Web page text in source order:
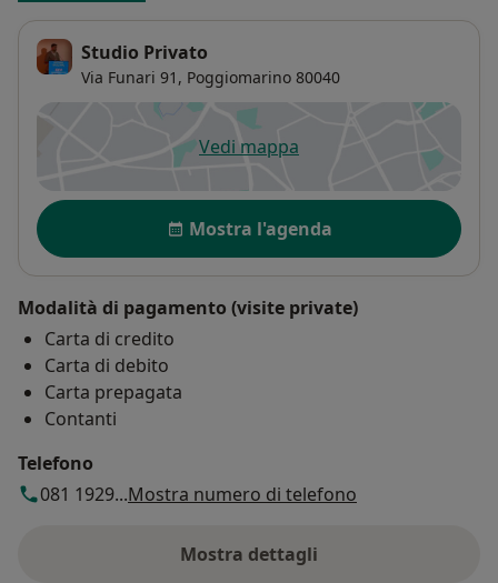
Studio Privato
Via Funari 91, Poggiomarino 80040
Vedi mappasi apre in una nuova scheda
Disponibilità
Mostra l'agenda
Modalità di pagamento (visite private)
Carta di credito
Carta di debito
Carta prepagata
Contanti
Telefono
081 1929...Mostra numero di telefono
Mostra dettagli
sull'indirizzo